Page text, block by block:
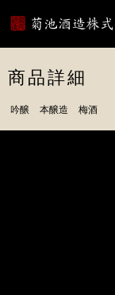
商品詳細
吟醸 本醸造 梅酒